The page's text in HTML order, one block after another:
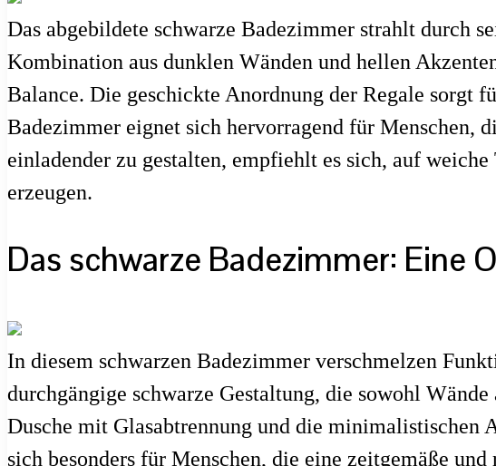
Das abgebildete schwarze Badezimmer strahlt durch
Kombination aus dunklen Wänden und hellen
Balance. Die geschickte Anordnung der Regale
Badezimmer eignet sich hervorragend für Menschen,
einladender zu gestalten, empfiehlt es sich, auf
erzeugen.
Das schwarze Badezimmer: Eine
In diesem schwarzen Badezimmer verschmelzen
durchgängige schwarze Gestaltung, die sowohl
Dusche mit Glasabtrennung und die minimalistischen
sich besonders für Menschen, die eine zeitgemäße